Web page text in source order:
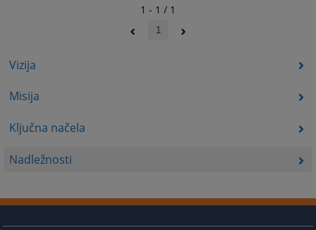
Vizija
Misija
Ključna načela
Nadležnosti
1 - 1 / 1
1